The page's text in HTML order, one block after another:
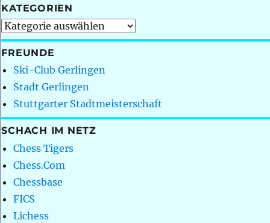
KATEGORIEN
Kategorien
FREUNDE
Ski-Club Gerlingen
Stadt Gerlingen
Stuttgarter Stadtmeisterschaft
SCHACH IM NETZ
Chess Tigers
Chess.Com
Chessbase
FICS
Lichess